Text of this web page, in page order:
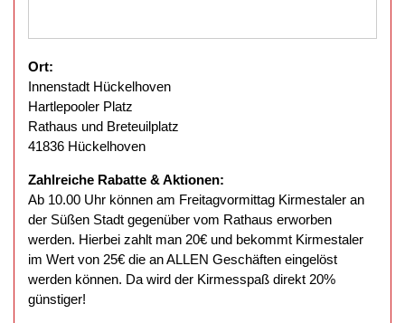
Ort:
Innenstadt Hückelhoven
Hartlepooler Platz
Rathaus und Breteuilplatz
41836 Hückelhoven
Zahlreiche Rabatte & Aktionen:
Ab 10.00 Uhr können am Freitagvormittag Kirmestaler an
der Süßen Stadt gegenüber vom Rathaus erworben
werden. Hierbei zahlt man 20€ und bekommt Kirmestaler
im Wert von 25€ die an ALLEN Geschäften eingelöst
werden können. Da wird der Kirmesspaß direkt 20%
günstiger!